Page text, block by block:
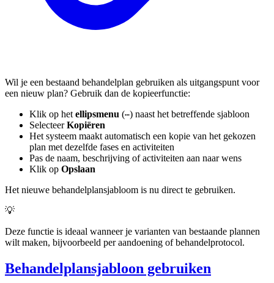
Wil je een bestaand behandelplan gebruiken als uitgangspunt voor
een nieuw plan? Gebruik dan de kopieerfunctie:
Klik op het ellipsmenu (⋯) naast het betreffende sjabloon
SelecteerKopiëren
Het systeem maakt automatisch een kopie van het gekozen
plan met dezelfde fases en activiteiten
Pas de naam, beschrijving of activiteiten aan naar wens
Klik op Opslaan
Het nieuwe behandelplansjabloom is nu direct te gebruiken.
💡
Deze functie is ideaal wanneer je varianten van bestaande plannen
wilt maken, bijvoorbeeld per aandoening of behandelprotocol.
Behandelplansjabloon gebruiken